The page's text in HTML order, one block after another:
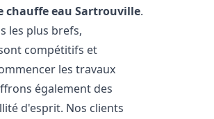
chauffe eau Sartrouville.
les plus brefs,
compétitifs et
les travaux
également des
d'esprit. Nos clients